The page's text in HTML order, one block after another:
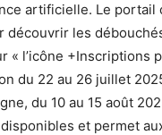
artificielle. Le
découvrir les
« l’icône
du 22 au 26 juillet
du 10 au 15 août
et permet